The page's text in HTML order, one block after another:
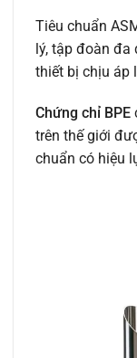
Tiêu chuẩn
lý, tập đoàn đa
thiết bị chịu áp
Chứng chỉ BPE
trên thế giới
chuẩn có hiệu